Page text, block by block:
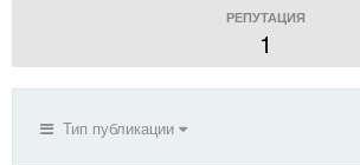
РЕПУТАЦИЯ
1
Тип публикации